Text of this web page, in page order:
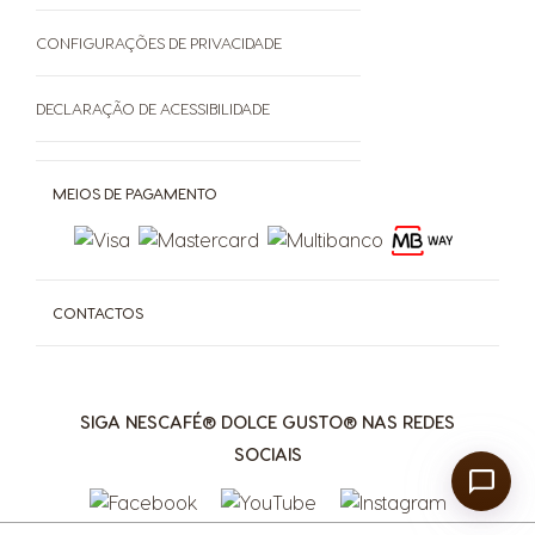
SOBRE
Cápsulas Castanhas
SIGA NESCAFÉ® DOLCE GUSTO® NAS REDES
SOCIAIS
MEIOS DE PAGAMENTO
CONTACTOS
CONFIGURAÇÕES DE PRIVACIDADE
DECLARAÇÃO DE ACESSIBILIDADE